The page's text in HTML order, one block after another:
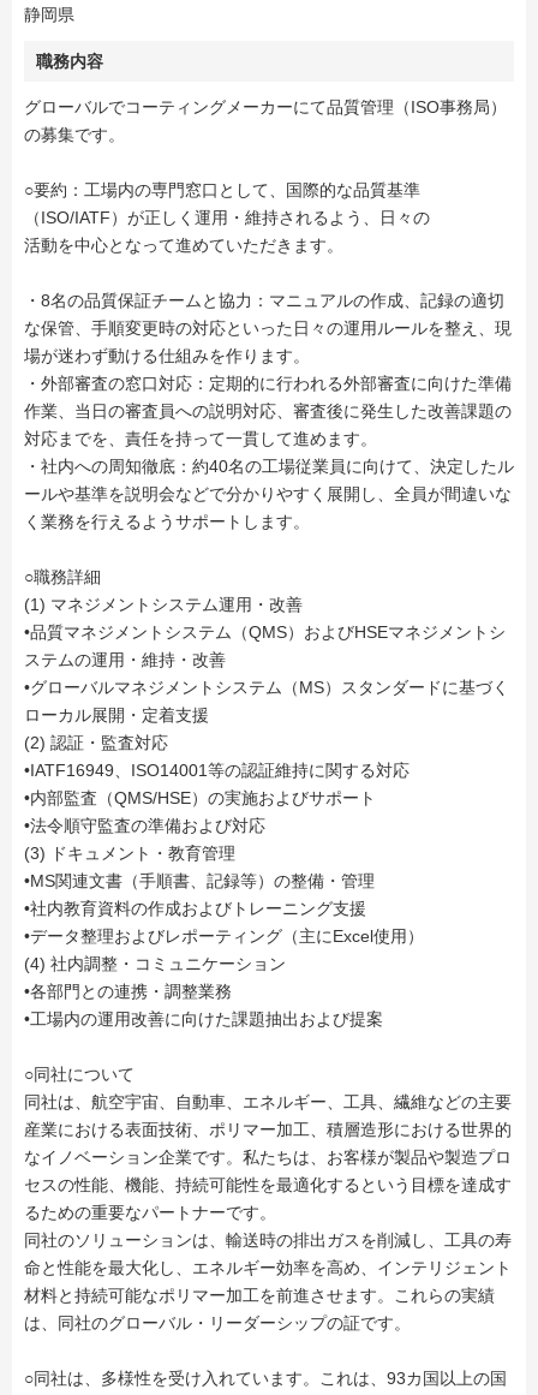
静岡県
職務内容
グローバルでコーティングメーカーにて品質管理（ISO事務局）
の募集です。
○要約：工場内の専門窓口として、国際的な品質基準
（ISO/IATF）が正しく運用・維持されるよう、日々の
活動を中心となって進めていただきます。
・8名の品質保証チームと協力：マニュアルの作成、記録の適切
な保管、手順変更時の対応といった日々の運用ルールを整え、現
場が迷わず動ける仕組みを作ります。
・外部審査の窓口対応：定期的に行われる外部審査に向けた準備
作業、当日の審査員への説明対応、審査後に発生した改善課題の
対応までを、責任を持って一貫して進めます。
・社内への周知徹底：約40名の工場従業員に向けて、決定したル
ールや基準を説明会などで分かりやすく展開し、全員が間違いな
く業務を行えるようサポートします。
○職務詳細
(1) マネジメントシステム運用・改善
•品質マネジメントシステム（QMS）およびHSEマネジメントシ
ステムの運用・維持・改善
•グローバルマネジメントシステム（MS）スタンダードに基づく
ローカル展開・定着支援
(2) 認証・監査対応
•IATF16949、ISO14001等の認証維持に関する対応
•内部監査（QMS/HSE）の実施およびサポート
•法令順守監査の準備および対応
(3) ドキュメント・教育管理
•MS関連文書（手順書、記録等）の整備・管理
•社内教育資料の作成およびトレーニング支援
•データ整理およびレポーティング（主にExcel使用）
(4) 社内調整・コミュニケーション
•各部門との連携・調整業務
•工場内の運用改善に向けた課題抽出および提案
○同社について
同社は、航空宇宙、自動車、エネルギー、工具、繊維などの主要
産業における表面技術、ポリマー加工、積層造形における世界的
なイノベーション企業です。私たちは、お客様が製品や製造プロ
セスの性能、機能、持続可能性を最適化するという目標を達成す
るための重要なパートナーです。
同社のソリューションは、輸送時の排出ガスを削減し、工具の寿
命と性能を最大化し、エネルギー効率を高め、インテリジェント
材料と持続可能なポリマー加工を前進させます。これらの実績
は、同社のグローバル・リーダーシップの証です。
○同社は、多様性を受け入れています。これは、93カ国以上の国